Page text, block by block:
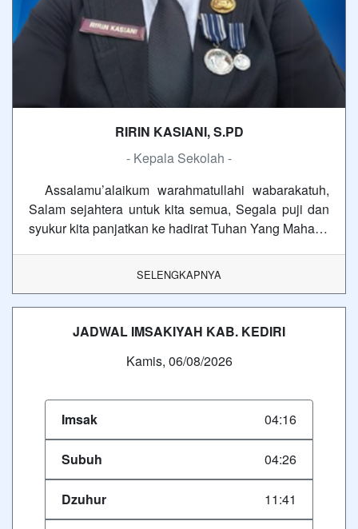
RIRIN KASIANI, S.PD
- Kepala Sekolah -
Assalamu’alaikum warahmatullahi wabarakatuh,
Salam sejahtera untuk kita semua, Segala puji dan
syukur kita panjatkan ke hadirat Tuhan Yang Maha…
SELENGKAPNYA
JADWAL IMSAKIYAH KAB. KEDIRI
Kamis, 06/08/2026
Imsak 04:16
Subuh 04:26
Dzuhur 11:41